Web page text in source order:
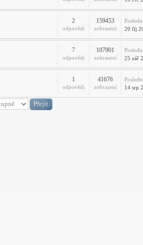
2
odpovědi
159453
zobrazení
20 říj
7
odpovědi
107901
zobrazení
25 zář
1
odpovědi
41676
zobrazení
14 srp